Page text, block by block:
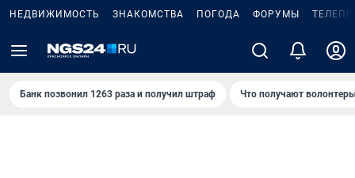
НЕДВИЖИМОСТЬ ЗНАКОМСТВА ПОГОДА ФОРУМЫ
Банк позвонил 1263 раза и получил штраф Что получают